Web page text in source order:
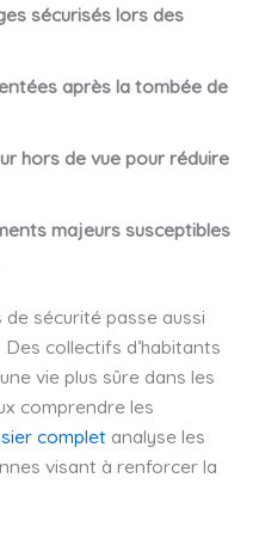
sécurisés lors des
après la tombée de
hors de vue pour réduire
majeurs susceptibles
sécurité passe aussi
collectifs d’habitants
vie plus sûre dans les
comprendre les
complet analyse les
visant à renforcer la